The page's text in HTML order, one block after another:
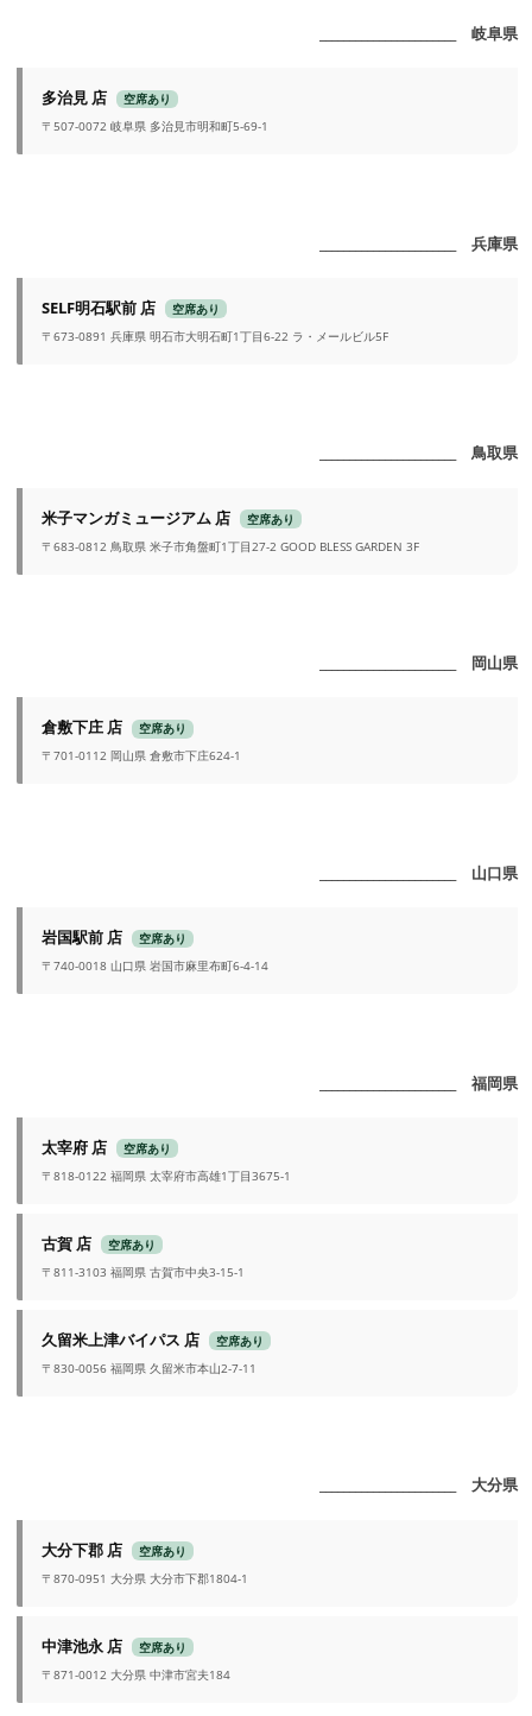
_______________________ 岐阜県
多治見 店
空席あり
〒507-0072 岐阜県 多治見市明和町5-69-1
_______________________ 兵庫県
SELF明石駅前 店
空席あり
〒673-0891 兵庫県 明石市大明石町1丁目6-22 ラ・メールビル5F
_______________________ 鳥取県
米子マンガミュージアム 店
空席あり
〒683-0812 鳥取県 米子市角盤町1丁目27-2 GOOD BLESS GARDEN 3F
_______________________ 岡山県
倉敷下庄 店
空席あり
〒701-0112 岡山県 倉敷市下庄624-1
_______________________ 山口県
岩国駅前 店
空席あり
〒740-0018 山口県 岩国市麻里布町6-4-14
_______________________ 福岡県
太宰府 店
空席あり
〒818-0122 福岡県 太宰府市高雄1丁目3675-1
古賀 店
空席あり
〒811-3103 福岡県 古賀市中央3-15-1
久留米上津バイパス 店
空席あり
〒830-0056 福岡県 久留米市本山2-7-11
_______________________ 大分県
大分下郡 店
空席あり
〒870-0951 大分県 大分市下郡1804-1
中津池永 店
空席あり
〒871-0012 大分県 中津市宮夫184